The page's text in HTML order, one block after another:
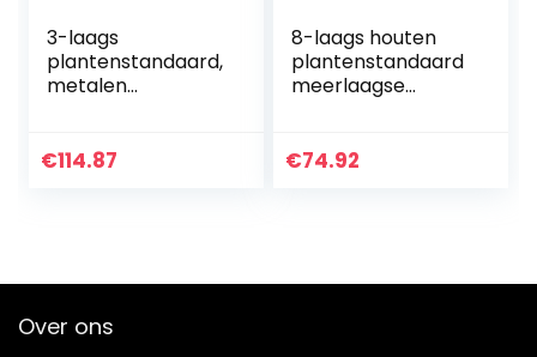
3-laags
plantenstandaard,
metalen
meerdere planten
€114.87
8-laags houten
plantenstandaard
meerlaagse
displaystandaard
€74.92
Over ons